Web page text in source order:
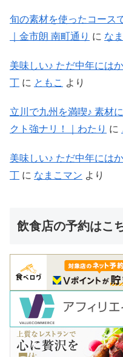
旬の素材を使ったコース
｜金市朗 南町通り に な
美味しい♪ ただ中年には
丁 に ともこ より
立川で九州を満喫♪ 素材
クト強ナリ！｜わたり に
美味しい♪ ただ中年には
丁 に なまこマン より
飲食店の予約はこ